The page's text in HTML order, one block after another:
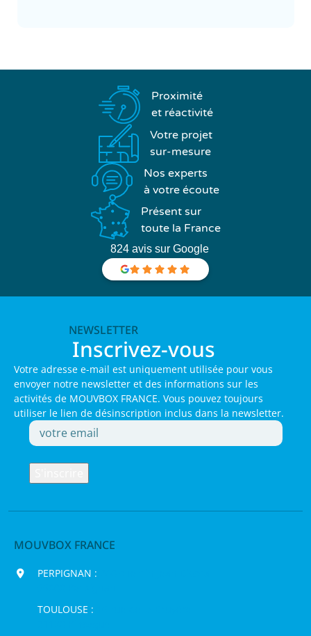
Proximité
et réactivité
Votre projet
sur-mesure
Nos experts
à votre écoute
Présent sur
toute la France
824 avis sur Google
NEWSLETTER
Inscrivez-vous
Votre adresse e-mail est uniquement utilisée pour vous
envoyer notre newsletter et des informations sur les
activités de MOUVBOX FRANCE. Vous pouvez toujours
utiliser le lien de désinscription inclus dans la newsletter.
MOUVBOX FRANCE
PERPIGNAN :
TOULOUSE :